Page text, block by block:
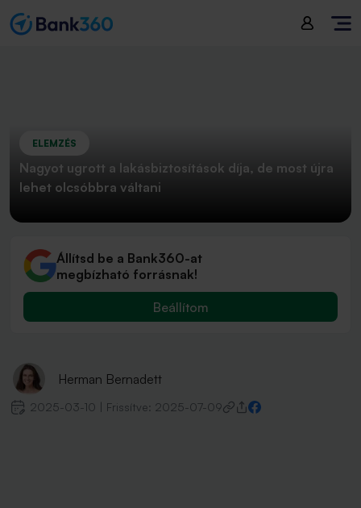
ELEMZÉS
Nagyot ugrott a lakásbiztosítások díja, de most újra
lehet olcsóbbra váltani
Állítsd be a Bank360-at
megbízható forrásnak!
Beállítom
Herman Bernadett
2025-03-10 Frissítve: 2025-07-09